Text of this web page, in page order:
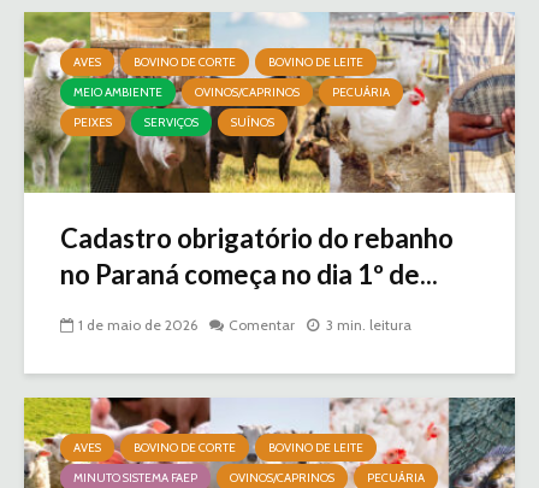
AVES BOVINO DE CORTE
BOVINO DE LEITE
MEIO AMBIENTE
OVINOS/CAPRINOS
PECUÁRIA
PEIXES
SERVIÇOS SUÍNOS
Cadastro obrigatório do rebanho
no Paraná começa no dia 1º de...
1 de maio de 2026 Comentar 3 min. leitura
AVES BOVINO DE CORTE
BOVINO DE LEITE
MINUTO SISTEMA FAEP
OVINOS/CAPRINOS
PECUÁRIA